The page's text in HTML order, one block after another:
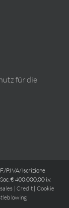
für die
P.IVA/Iscrizione
€ 400.000,00 i.v.
| Credit | Cookie